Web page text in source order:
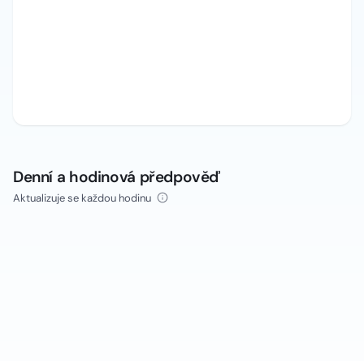
Denní a hodinová předpověď
Aktualizuje se každou hodinu